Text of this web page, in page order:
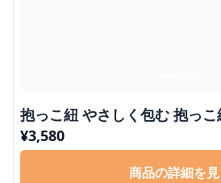
抱っこ紐 やさしく包む 抱っ
¥3,580
商品の詳細を